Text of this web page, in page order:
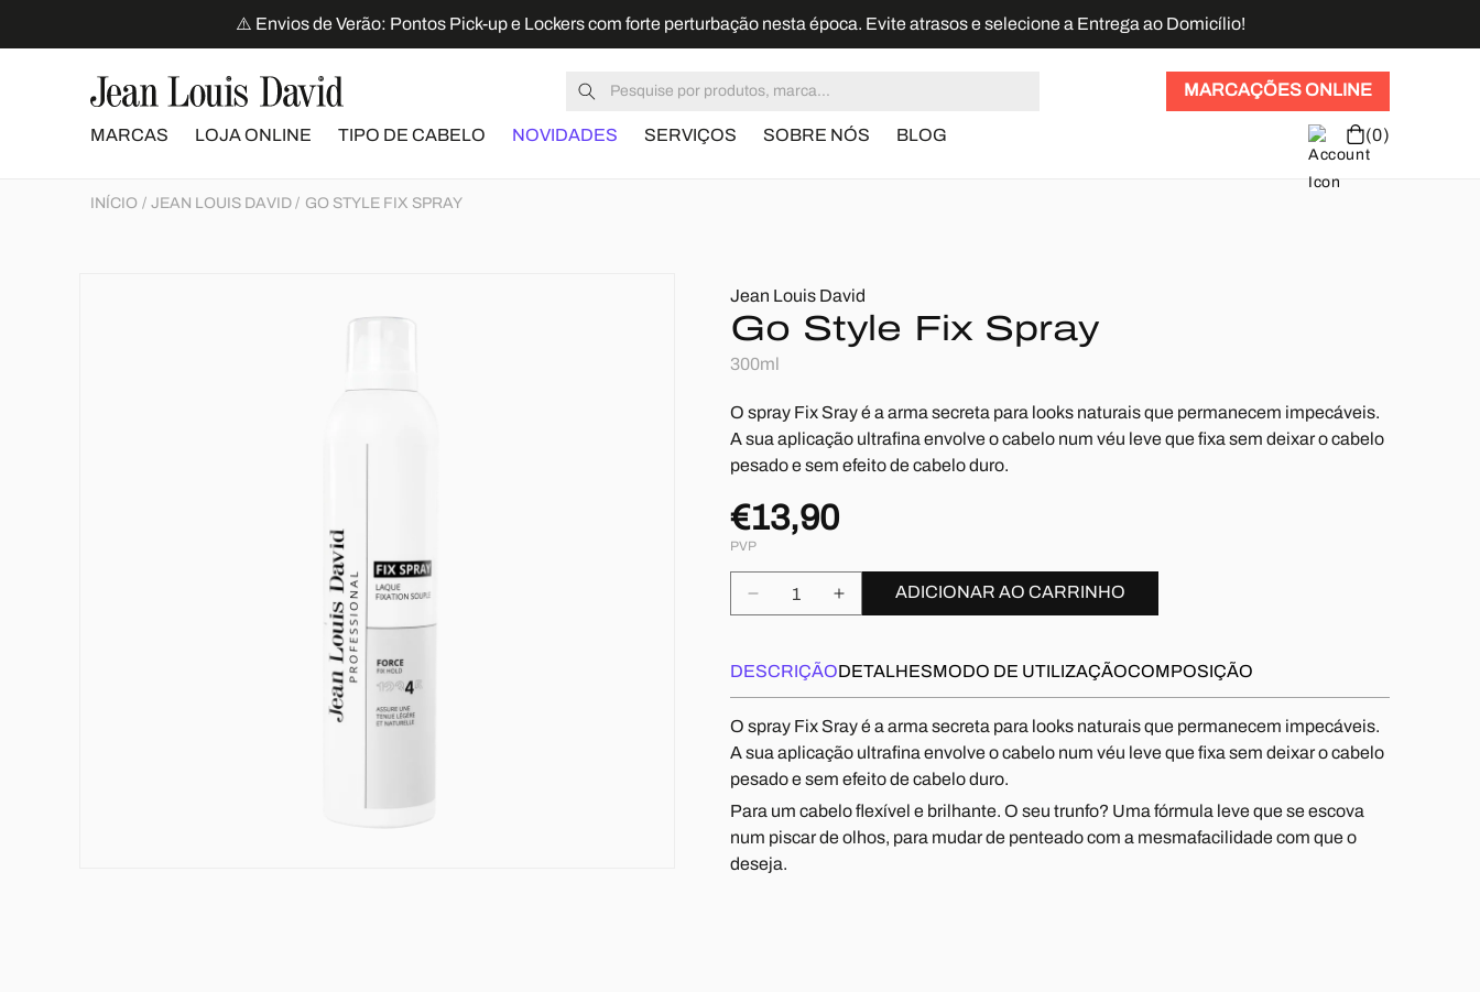
⚠️ Envios de Verão: Pontos Pick-up e Lockers com forte perturbação nesta época. Evite atrasos e selecione a Entrega ao Domicílio!
MARCAÇÕES ONLINE
MARCAS LOJA ONLINE TIPO DE CABELO NOVIDADES SERVIÇOS SOBRE NÓS BLOG
sessão
(0)
INÍCIO / JEAN LOUIS DAVID / GO STYLE FIX SPRAY
Jean Louis David
Go Style Fix Spray
300ml
O spray Fix Sray é a arma secreta para looks naturais que permanecem impecáveis.
A sua aplicação ultrafina envolve o cabelo num véu leve que fixa sem deixar o cabelo
pesado e sem efeito de cabelo duro.
Preço
normal
€13,90
PVP
Diminuir
de
JLD
Go
Style
Fix
Spray
Aumentar
de
JLD
Go
Style
Fix
Spray
ADICIONAR AO CARRINHO
DESCRIÇÃODETALHESMODO DE UTILIZAÇÃOCOMPOSIÇÃO
O spray Fix Sray é a arma secreta para looks naturais que permanecem impecáveis.
A sua aplicação ultrafina envolve o cabelo num véu leve que fixa sem deixar o cabelo
pesado e sem efeito de cabelo duro.
Para um cabelo flexível e brilhante. O seu trunfo? Uma fórmula leve que se escova
num piscar de olhos, para mudar de penteado com a mesmafacilidade com que o
deseja.